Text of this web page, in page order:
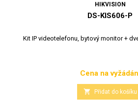
HIKVISION
DS-KIS606-P
Kit IP videotelefonu, bytový monitor +
Cena
Cena na
 Přidat do košíku